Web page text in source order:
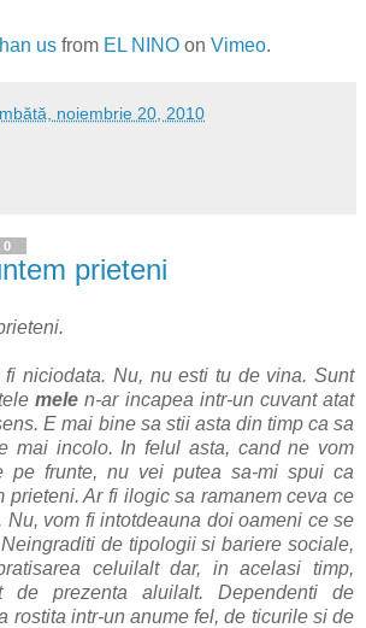
us from EL NINO on Vimeo.
noiembrie 20, 2010
prieteni
niciodata. Nu, nu esti tu de vina. Sunt
mele n-ar incapea intr-un cuvant atat
E mai bine sa stii asta din timp ca sa
mai incolo. In felul asta, cand ne vom
pe frunte, nu vei putea sa-mi spui ca
prieteni. Ar fi ilogic sa ramanem ceva ce
Nu, vom fi intotdeauna doi oameni ce se
de tipologii si bariere sociale,
celuilalt dar, in acelasi timp,
de prezenta aluilalt. Dependenti de
rostita intr-un anume fel, de ticurile si de